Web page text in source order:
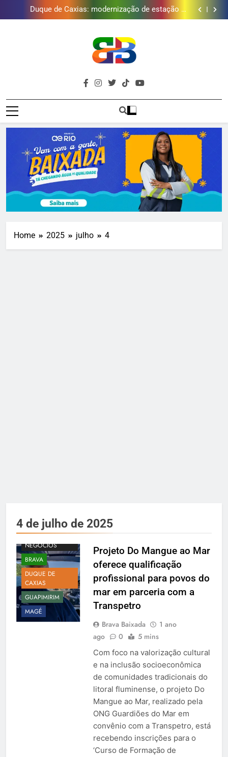
Golfe e fortalece projeto que atende 140 crianças
Duque de Caxias: modernização de estação de
tratamento reforça abastecimento de água
Guanabara tem diversas opções de vinhos para
Lins em Nova Iguaçu neste fim de semana
Japeri renova termo de concessão do Campo de
Golfe e fortalece projeto que atende 140 crianças
Duque de Caxias: modernização de estação de
tratamento reforça abastecimento de água
Guanabara tem diversas opções de vinhos para
presentear o seu pai. Descubra como escolher o que
Gastro Samba reúne Nosso Sentimento e Gustavo
Brava
Baixada
Baixada Fluminense Em Destaque!
Home 2025 julho 4
4 de julho de 2025
BAIXADA
NEGÓCIOS
BRAVA
DUQUE DE
CAXIAS
GUAPIMIRIM
MAGÉ
Projeto Do Mangue ao Mar
oferece qualificação
profissional para povos do
mar em parceria com a
Transpetro
Brava Baixada
1 ano
ago
0 5 mins
Com foco na valorização cultural
e na inclusão socioeconômica
de comunidades tradicionais do
litoral fluminense, o projeto Do
Mangue ao Mar, realizado pela
ONG Guardiões do Mar em
convênio com a Transpetro, está
recebendo inscrições para o
‘Curso de Formação de